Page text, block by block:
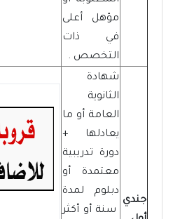
مؤهل أعلى
في ذات
التخصص .
جندي
شهادة
الثانوية
العامة أو ما
يعادلها +
دورة تدريبية
معتمدة أو
دبلوم لمدة
سنة أو أكثر